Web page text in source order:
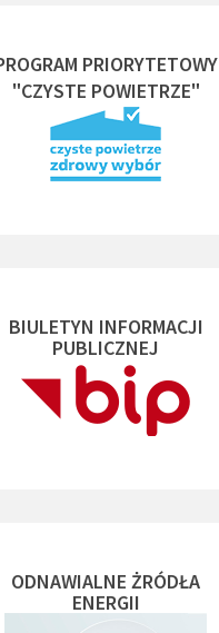
PRIORYTETOWY
"CZYSTE POWIETRZE"
BIULETYN INFORMACJI
PUBLICZNEJ
ODNAWIALNE ŻRÓDŁA
ENERGII